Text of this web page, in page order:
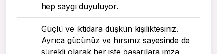
hep saygı duyuluyor.
Güçlü ve iktidara düşkün kişiliktesiniz.
Ayrıca gücünüz ve hırsınız sayesinde de
sürekli olarak her işte başarılara imza